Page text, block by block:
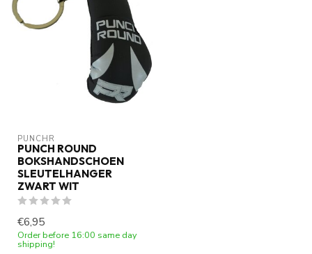
PUNCHR
PUNCH ROUND
BOKSHANDSCHOEN
SLEUTELHANGER
ZWART WIT
€6,95
Order before 16:00 same day
shipping!